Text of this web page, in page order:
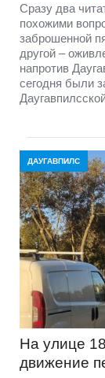
Сразу два
похожими
заброшенной
другой –
напротив
сегодня были
ДАУГАВПИЛС
На улице
движение